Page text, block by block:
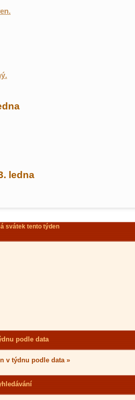
ledna
svátek tento týden
podle data
v týdnu podle data »